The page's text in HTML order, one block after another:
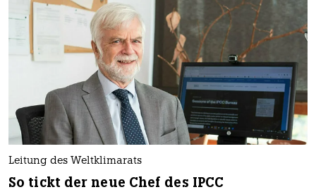
Leitung des Weltklimarats
So tickt der neue Chef des IPCC